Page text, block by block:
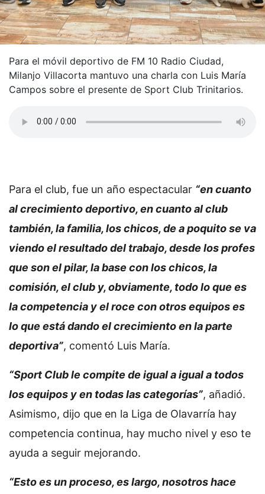
Para el móvil deportivo de FM 10 Radio Ciudad,
Milanjo Villacorta mantuvo una charla con Luis María
Campos sobre el presente de Sport Club Trinitarios.
Para el club, fue un año espectacular “en cuanto
al crecimiento deportivo, en cuanto al club
también, la familia, los chicos, de a poquito se va
viendo el resultado del trabajo, desde los profes
que son el pilar, la base con los chicos, la
comisión, el club y, obviamente, todo lo que es
la competencia y el roce con otros equipos es
lo que está dando el crecimiento en la parte
deportiva”, comentó Luis María.
“Sport Club le compite de igual a igual a todos
los equipos y en todas las categorías”, añadió.
Asimismo, dijo que en la Liga de Olavarría hay
competencia continua, hay mucho nivel y eso te
ayuda a seguir mejorando.
“Esto es un proceso, es largo, nosotros hace